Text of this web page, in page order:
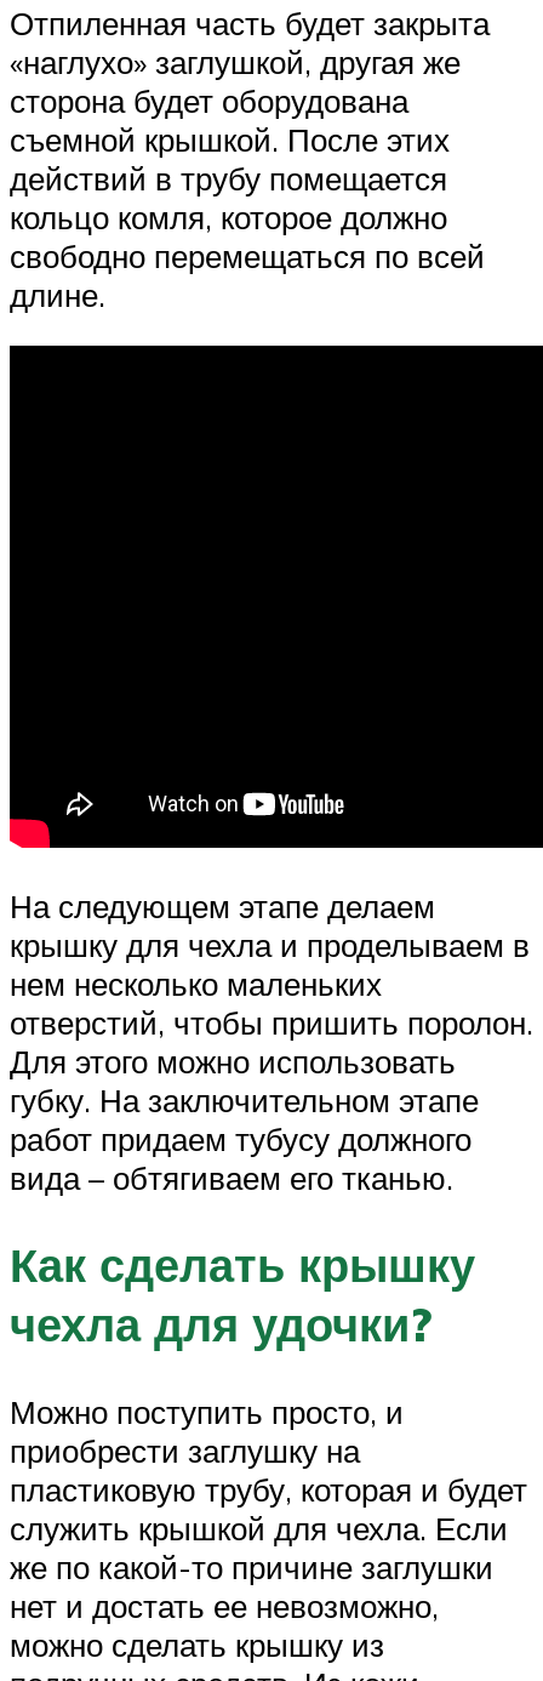
Отпиленная часть будет закрыта
«наглухо» заглушкой, другая же
сторона будет оборудована
съемной крышкой. После этих
действий в трубу помещается
кольцо комля, которое должно
свободно перемещаться по всей
длине.
На следующем этапе делаем
крышку для чехла и проделываем в
нем несколько маленьких
отверстий, чтобы пришить поролон.
Для этого можно использовать
губку. На заключительном этапе
работ придаем тубусу должного
вида – обтягиваем его тканью.
Как сделать крышку
чехла для удочки?
Можно поступить просто, и
приобрести заглушку на
пластиковую трубу, которая и будет
служить крышкой для чехла. Если
же по какой-то причине заглушки
нет и достать ее невозможно,
можно сделать крышку из